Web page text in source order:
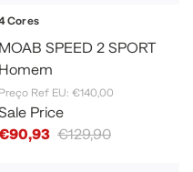
Cores
MOAB SPEED 2 SPORT
Homem
Preço Ref EU: €140,00
Price
€129,90